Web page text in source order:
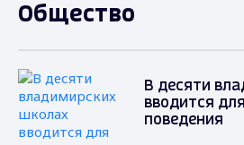
Общество
В десяти
вводится
поведения